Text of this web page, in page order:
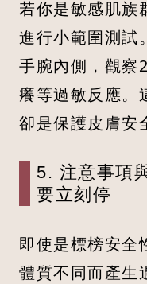
若你是敏感肌族
進行小範圍測試
手腕內側，觀察
癢等過敏反應。
卻是保護皮膚安
5. 注意事項
要立刻停
即使是標榜安全
體質不同而產生